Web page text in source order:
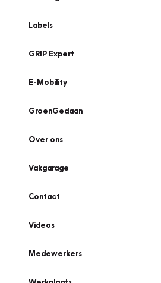
Labels
GRIP Expert
E-Mobility
GroenGedaan
Over ons
Vakgarage
Contact
Videos
Medewerkers